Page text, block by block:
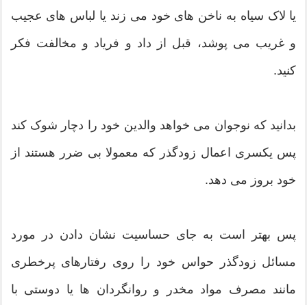
یا لاک سیاه به ناخن های خود می زند یا لباس های عجیب
و غریب می پوشد، قبل از داد و فریاد و مخالفت فکر
کنید.
بدانید که نوجوان می خواهد والدین خود را دچار شوک کند
پس یکسری اعمال زودگذر که معمولا بی ضرر هستند از
خود بروز می دهد.
پس بهتر است به جای حساسیت نشان دادن در مورد
مسائل زودگذر حواس خود را روی رفتارهای پرخطری
مانند مصرف مواد مخدر و روانگردان ها یا دوستی با